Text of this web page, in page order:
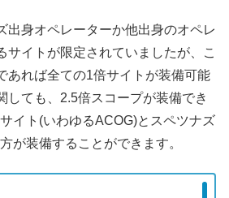
出身オペレーターか他出身のオペレ
サイトが限定されていましたが、こ
あれば全ての1倍サイトが装備可能
しても、2.5倍スコープが装備でき
イト(いわゆるACOG)とスペツナズ
が装備することができます。